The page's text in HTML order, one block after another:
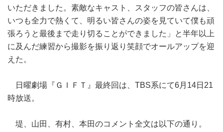
いただきました。素敵なキャスト、スタッフの皆さんは、
いつも全力で熱くて、明るい皆さんの姿を見ていて僕も頑
張ろうと最後まで走り切ることができました」と半年以上
に及んだ練習から撮影を振り返り笑顔でオールアップを迎
えた。
日曜劇場『ＧＩＦＴ』最終回は、TBS系にて6月14日21
時放送。
堤、山田、有村、本田のコメント全文は以下の通り。